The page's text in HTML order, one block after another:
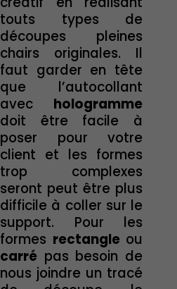
touts types de
découpes pleines
chairs originales. Il
faut garder en tête
que l’autocollant
avec hologramme
doit être facile à
poser pour votre
client et les formes
trop complexes
seront peut être plus
difficile à coller sur le
support. Pour les
formes rectangle ou
carré pas besoin de
nous joindre un tracé